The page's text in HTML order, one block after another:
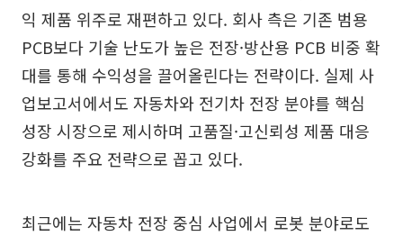
익 제품 위주로 재편하고 있다. 회사 측은 기존 범용
PCB보다 기술 난도가 높은 전장·방산용 PCB 비중 확
대를 통해 수익성을 끌어올린다는 전략이다. 실제 사
업보고서에서도 자동차와 전기차 전장 분야를 핵심
성장 시장으로 제시하며 고품질·고신뢰성 제품 대응
강화를 주요 전략으로 꼽고 있다.
최근에는 자동차 전장 중심 사업에서 로봇 분야로도